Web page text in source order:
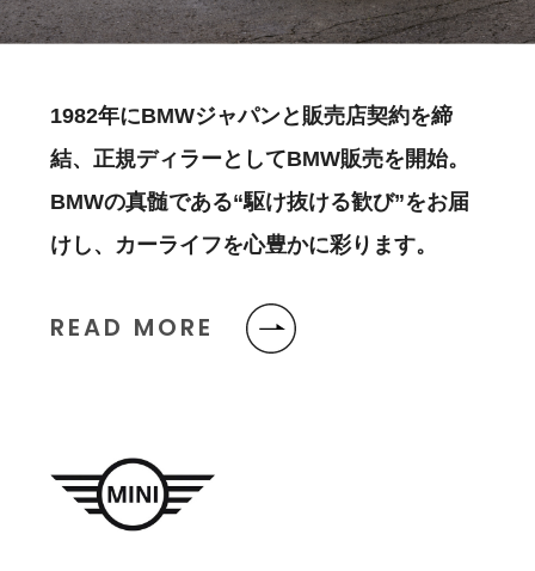
1982年にBMWジャパンと販売店契約を締
結、正規ディラーとしてBMW販売を開始。
BMWの真髄である“駆け抜ける歓び”をお届
けし、カーライフを心豊かに彩ります。
READ MORE